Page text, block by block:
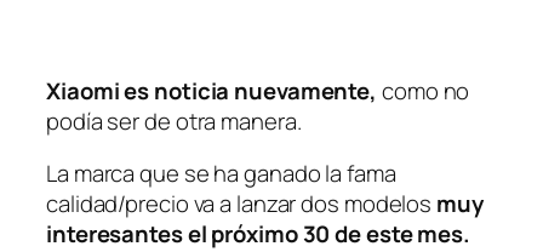
Xiaomi es noticia nuevamente, como no
podía ser de otra manera.
La marca que se ha ganado la fama
calidad/precio va a lanzar dos modelos muy
interesantes el próximo 30 de este mes.